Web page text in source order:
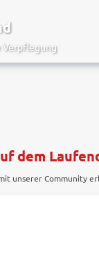
Verpflegung
dem
unserer Community